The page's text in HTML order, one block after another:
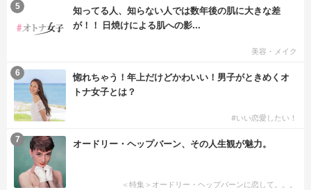
知ってる人、知らない人では数年後の肌に大きな差
が！！ 日焼けによる肌への影...
美容・メイク
5
惚れちゃう！年上だけどかわいい！男子がときめくオ
トナ女子とは？
#いい恋愛したい！
6
オードリー・ヘップバーン、その人生観が魅力。
＜特集＞オードリー・ヘップバーンに恋して。。。
7